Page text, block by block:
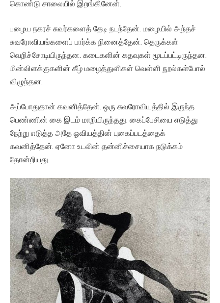
கொண்டு சாலையில் இறங்கினேன்.
பழைய நகரச் சுவர்களைத் தேடி நடந்தேன். மழையில் அந்தச்
சுவரோவியங்களைப் பார்க்க நினைத்தேன். தெருக்கள்
வெறிச்சோடியிருந்தன. கடைகளின் கதவுகள் மூடப்பட்டிருந்தன.
மின்விளக்குகளின் கீழ் மழைத்துளிகள் வெள்ளி நூல்கள்போல்
விழுந்தன.
அப்போதுதான் கவனித்தேன். ஒரு சுவரோவியத்தில் இருந்த
பெண்ணின் கை இடம் மாறியிருந்தது. கைப்பேசியை எடுத்து
நேற்று எடுத்த அதே ஓவியத்தின் புகைப்படத்தைக்
கவனித்தேன். ஏனோ உடலின் தன்னிச்சையாக நடுக்கம்
தோன்றியது.